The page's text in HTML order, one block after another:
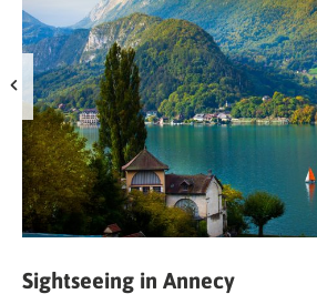
Sightseeing in Annecy